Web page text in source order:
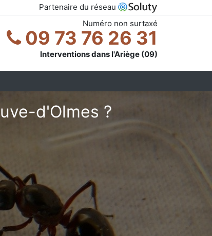
Partenaire du réseau
Numéro non surtaxé
09 73 76 26 31
Interventions dans l'Ariège (09)
d'Olmes ?